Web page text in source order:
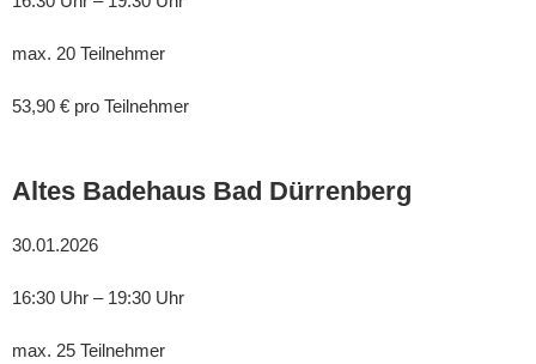
max. 20 Teilnehmer
53,90 € pro Teilnehmer
Altes Badehaus Bad Dürrenberg
30.01.2026
16:30 Uhr – 19:30 Uhr
max. 25 Teilnehmer